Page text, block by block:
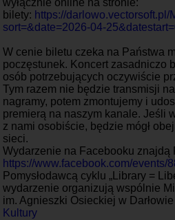
wyłącznie online na stronie:
bilety: https://darlowo.vectorsoft.pl/
sort=&date=2026-04-
W cenie biletu czeka na Państwa
poczęstunek. Koncert zasadniczo
osób potrzebujących oczywiście
Tym razem nie będzie transmisji
nagramy, potem zmontujemy i
premierą na naszym kanale. Jeśli
z nami osobiście, będzie mógł
sieci.
Wydarzenie na Facebooku znajdą
https://www.facebook.com/events/
Pomysłodawcą cyklu „Library =
wydarzenie organizują wspólnie
im. Agnieszki Osieckiej w Darłowie
Kultury